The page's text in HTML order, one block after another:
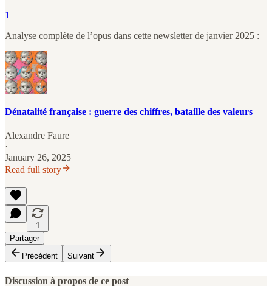
1
Analyse complète de l’opus dans cette newsletter de janvier 2025 :
Dénatalité française : guerre des chiffres, bataille des valeurs
Alexandre Faure
·
January 26, 2025
Read full story
1
Partager
Précédent
Suivant
Discussion à propos de ce post